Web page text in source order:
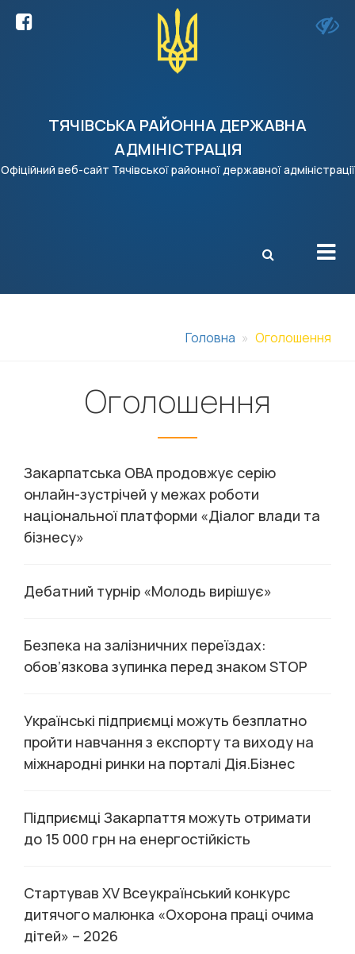
ТЯЧІВСЬКА РАЙОННА ДЕРЖАВНА
АДМІНІСТРАЦІЯ
Офіційний веб-сайт Тячівської районної державної адміністрації
X
Головна Оголошення
Оголошення
Закарпатська ОВА продовжує серію
онлайн-зустрічей у межах роботи
національної платформи «Діалог влади та
бізнесу»
Дебатний турнір «Молодь вирішує»
Безпека на залізничних переїздах:
обов’язкова зупинка перед знаком STOP
Українські підприємці можуть безплатно
пройти навчання з експорту та виходу на
міжнародні ринки на порталі Дія.Бізнес
Підприємці Закарпаття можуть отримати
до 15 000 грн на енергостійкість
Стартував XV Всеукраїнський конкурс
дитячого малюнка «Охорона праці очима
дітей» – 2026